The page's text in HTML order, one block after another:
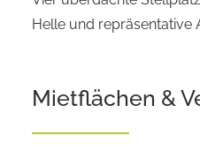
Helle und repräsentative
Mietflächen &